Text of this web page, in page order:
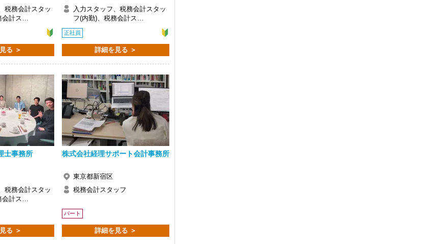
ました。
ピードが上がったと感じています。
じています。
税務会計スタッ
会計ス…
る ＞
入力スタッフ、税務会計スタッ
フ(内勤)、税務会計ス…
正社員
詳細を見る ＞
士事務所
税務会計スタッ
会計ス…
る ＞
株式会社経理サポート会計事務所
東京都新宿区
税務会計スタッフ
パート
詳細を見る ＞